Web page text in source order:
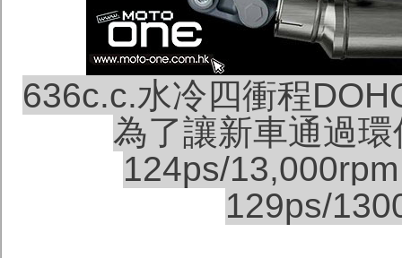
636c.c.水冷四衝程
為了讓新車通過
124ps/
129ps/